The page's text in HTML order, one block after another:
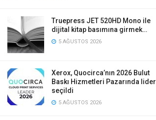
Truepress JET 520HD Mono ile
dijital kitap basımına girmek…
5 AĞUSTOS 2026
Xerox, Quocirca’nın 2026 Bulut
Baskı Hizmetleri Pazarında lider
seçildi
5 AĞUSTOS 2026